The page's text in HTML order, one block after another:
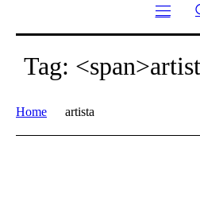
Tag:
Home artista